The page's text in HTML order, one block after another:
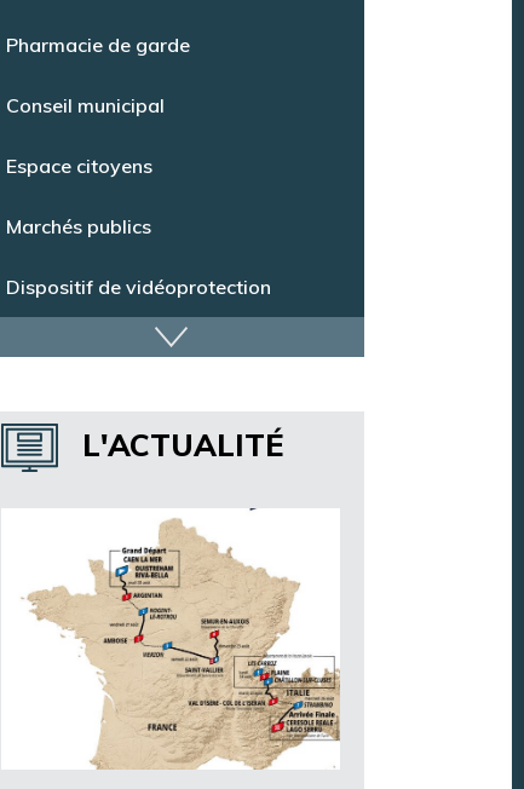
Point Info Jeunes
Pharmacie de garde
Conseil municipal
Espace citoyens
Marchés publics
Dispositif de vidéoprotection
Annuaire des services
Annuaire des associations
Argentan Aujourd’hui
L'ACTUALITÉ